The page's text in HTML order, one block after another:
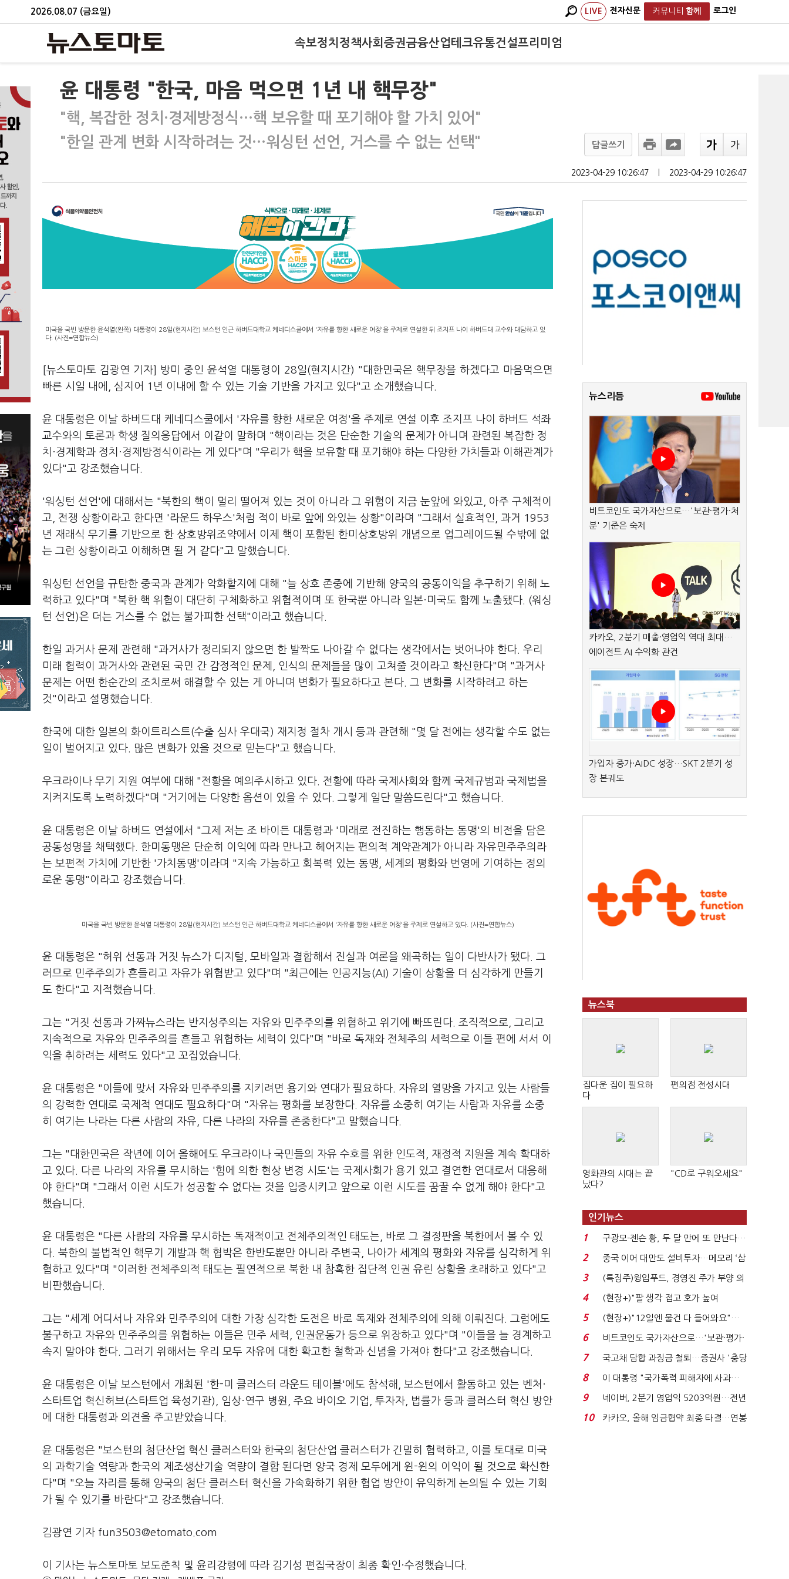
2026.08.07 (금요일) LIVE 전자신문 커뮤니티 함께 로그인
속보정치 정책사회 증권금융산업테크유통건설프리미엄
윤 대통령 "한국, 마음 먹으면 1년 내 핵무장"
"핵, 복잡한 정치·경제방정식…핵 보유할 때 포기해야 할 가치 있어"
"한일 관계 변화 시작하려는 것…워싱턴 선언, 거스를 수 없는 선택"
답글쓰기
2023-04-29 10:26:47 2023-04-29 10:26:47
미국을 국빈 방문한 윤석열(왼쪽) 대통령이 28일(현지시간) 보스턴 인근 하버드대학교 케네디스쿨에서 '자유를 향한 새로운 여정'을 주제로 연설한 뒤 조지프 나이 하버드대 교수와 대담하고 있
다. (사진=연합뉴스)
[뉴스토마토 김광연 기자] 방미 중인 윤석열 대통령이 28일(현지시간) "대한민국은 핵무장을 하겠다고 마음먹으면
빠른 시일 내에, 심지어 1년 이내에 할 수 있는 기술 기반을 가지고 있다"고 소개했습니다.
윤 대통령은 이날 하버드대 케네디스쿨에서 '자유를 향한 새로운 여정'을 주제로 연설 이후 조지프 나이 하버드 석좌
교수와의 토론과 학생 질의응답에서 이같이 말하며 "핵이라는 것은 단순한 기술의 문제가 아니며 관련된 복잡한 정
치·경제학과 정치·경제방정식이라는 게 있다"며 "우리가 핵을 보유할 때 포기해야 하는 다양한 가치들과 이해관계가
있다"고 강조했습니다.
'워싱턴 선언'에 대해서는 "북한의 핵이 멀리 떨어져 있는 것이 아니라 그 위험이 지금 눈앞에 와있고, 아주 구체적이
고, 전쟁 상황이라고 한다면 '라운드 하우스'처럼 적이 바로 앞에 와있는 상황"이라며 "그래서 실효적인, 과거 1953
년 재래식 무기를 기반으로 한 상호방위조약에서 이제 핵이 포함된 한미상호방위 개념으로 업그레이드될 수밖에 없
는 그런 상황이라고 이해하면 될 거 같다"고 말했습니다.
워싱턴 선언을 규탄한 중국과 관계가 악화할지에 대해 "늘 상호 존중에 기반해 양국의 공동이익을 추구하기 위해 노
력하고 있다"며 "북한 핵 위협이 대단히 구체화하고 위협적이며 또 한국뿐 아니라 일본·미국도 함께 노출됐다. (워싱
턴 선언)은 더는 거스를 수 없는 불가피한 선택"이라고 했습니다.
한일 과거사 문제 관련해 "과거사가 정리되지 않으면 한 발짝도 나아갈 수 없다는 생각에서는 벗어나야 한다. 우리
미래 협력이 과거사와 관련된 국민 간 감정적인 문제, 인식의 문제들을 많이 고쳐줄 것이라고 확신한다"며 "과거사
문제는 어떤 한순간의 조치로써 해결할 수 있는 게 아니며 변화가 필요하다고 본다. 그 변화를 시작하려고 하는
것"이라고 설명했습니다.
한국에 대한 일본의 화이트리스트(수출 심사 우대국) 재지정 절차 개시 등과 관련해 "몇 달 전에는 생각할 수도 없는
일이 벌어지고 있다. 많은 변화가 있을 것으로 믿는다"고 했습니다.
우크라이나 무기 지원 여부에 대해 "전황을 예의주시하고 있다. 전황에 따라 국제사회와 함께 국제규범과 국제법을
지켜지도록 노력하겠다"며 "거기에는 다양한 옵션이 있을 수 있다. 그렇게 일단 말씀드린다"고 했습니다.
윤 대통령은 이날 하버드 연설에서 "그제 저는 조 바이든 대통령과 '미래로 전진하는 행동하는 동맹'의 비전을 담은
공동성명을 채택했다. 한미동맹은 단순히 이익에 따라 만나고 헤어지는 편의적 계약관계가 아니라 자유민주주의라
는 보편적 가치에 기반한 '가치동맹'이라며 "지속 가능하고 회복력 있는 동맹, 세계의 평화와 번영에 기여하는 정의
로운 동맹"이라고 강조했습니다.
미국을 국빈 방문한 윤석열 대통령이 28일(현지시간) 보스턴 인근 하버드대학교 케네디스쿨에서 '자유를 향한 새로운 여정'을 주제로 연설하고 있다. (사진=연합뉴스)
윤 대통령은 "허위 선동과 거짓 뉴스가 디지털, 모바일과 결합해서 진실과 여론을 왜곡하는 일이 다반사가 됐다. 그
러므로 민주주의가 흔들리고 자유가 위협받고 있다"며 "최근에는 인공지능(AI) 기술이 상황을 더 심각하게 만들기
도 한다"고 지적했습니다.
그는 "거짓 선동과 가짜뉴스라는 반지성주의는 자유와 민주주의를 위협하고 위기에 빠뜨린다. 조직적으로, 그리고
지속적으로 자유와 민주주의를 흔들고 위협하는 세력이 있다"며 "바로 독재와 전체주의 세력으로 이들 편에 서서 이
익을 취하려는 세력도 있다"고 꼬집었습니다.
윤 대통령은 "이들에 맞서 자유와 민주주의를 지키려면 용기와 연대가 필요하다. 자유의 열망을 가지고 있는 사람들
의 강력한 연대로 국제적 연대도 필요하다"며 "자유는 평화를 보장한다. 자유를 소중히 여기는 사람과 자유를 소중
히 여기는 나라는 다른 사람의 자유, 다른 나라의 자유를 존중한다"고 말했습니다.
그는 "대한민국은 작년에 이어 올해에도 우크라이나 국민들의 자유 수호를 위한 인도적, 재정적 지원을 계속 확대하
고 있다. 다른 나라의 자유를 무시하는 '힘에 의한 현상 변경 시도'는 국제사회가 용기 있고 결연한 연대로서 대응해
야 한다"며 "그래서 이런 시도가 성공할 수 없다는 것을 입증시키고 앞으로 이런 시도를 꿈꿀 수 없게 해야 한다"고
했습니다.
윤 대통령은 "다른 사람의 자유를 무시하는 독재적이고 전체주의적인 태도는, 바로 그 결정판을 북한에서 볼 수 있
다. 북한의 불법적인 핵무기 개발과 핵 협박은 한반도뿐만 아니라 주변국, 나아가 세계의 평화와 자유를 심각하게 위
협하고 있다"며 "이러한 전체주의적 태도는 필연적으로 북한 내 참혹한 집단적 인권 유린 상황을 초래하고 있다"고
비판했습니다.
그는 "세계 어디서나 자유와 민주주의에 대한 가장 심각한 도전은 바로 독재와 전체주의에 의해 이뤄진다. 그럼에도
불구하고 자유와 민주주의를 위협하는 이들은 민주 세력, 인권운동가 등으로 위장하고 있다"며 "이들을 늘 경계하고
속지 말아야 한다. 그러기 위해서는 우리 모두 자유에 대한 확고한 철학과 신념을 가져야 한다"고 강조했습니다.
윤 대통령은 이날 보스턴에서 개최된 '한-미 클러스터 라운드 테이블'에도 참석해, 보스턴에서 활동하고 있는 벤처·
스타트업 혁신허브(스타트업 육성기관), 임상·연구 병원, 주요 바이오 기업, 투자자, 법률가 등과 클러스터 혁신 방안
에 대한 대통령과 의견을 주고받았습니다.
윤 대통령은 "보스턴의 첨단산업 혁신 클러스터와 한국의 첨단산업 클러스터가 긴밀히 협력하고, 이를 토대로 미국
의 과학기술 역량과 한국의 제조생산기술 역량이 결합 된다면 양국 경제 모두에게 윈-윈의 이익이 될 것으로 확신한
다"며 "오늘 자리를 통해 양국의 첨단 클러스터 혁신을 가속화하기 위한 협업 방안이 유익하게 논의될 수 있는 기회
가 될 수 있기를 바란다"고 강조했습니다.
김광연 기자 fun3503@etomato.com
이 기사는 뉴스토마토 보도준칙 및 윤리강령에 따라 김기성 편집국장이 최종 확인·수정했습니다.
뉴스리듬
비트코인도 국가자산으로…'보관·평가·처
분' 기준은 숙제
카카오, 2분기 매출·영업익 역대 최대…
에이전트 AI 수익화 관건
가입자 증가·AIDC 성장…SKT 2분기 성
장 본궤도
뉴스북
집다운 집이 필요하
다
편의점 전성시대
영화관의 시대는 끝
났다?
"CD로 구워오세요"
인기뉴스
1
구광모-젠슨 황, 두 달 만에 또 만난다…
로봇·AI 등 논...
2
중국 이어 대만도 설비투자…메모리 ‘삼
국전쟁’
3
(특징주)윙입푸드, 경영진 주가 부양 의
지에 상한가...
4
(현장+)"팔 생각 접고 호가 높여
요"…'덜 똘똘한 한 채' 20...
5
(현장+)"12일엔 물건 다 들어와요"…
빈 매대 채우며 문 연 ...
6
비트코인도 국가자산으로…'보관·평가·
처분' 기준은 ...
7
국고채 담합 과징금 철퇴…증권사 '충당
금 폭탄' 우려...
8
이 대통령 "국가폭력 피해자에 사과…
적극적 조사로 진...
9
네이버, 2분기 영업익 5203억원…전년
비 0.2% 감소...
10
카카오, 올해 임금협약 최종 타결…연봉